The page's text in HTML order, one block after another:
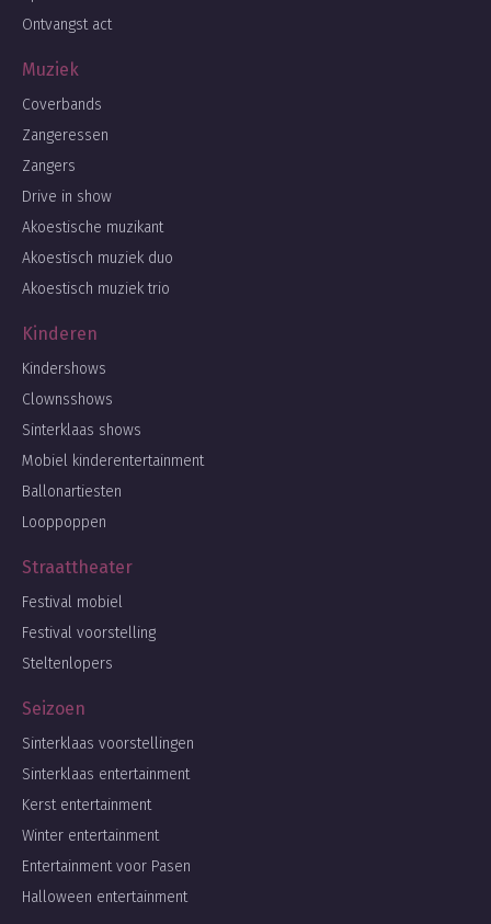
Ontvangst act
Muziek
Coverbands
Zangeressen
Zangers
Drive in show
Akoestische muzikant
Akoestisch muziek duo
Akoestisch muziek trio
Kinderen
Kindershows
Clownsshows
Sinterklaas shows
Mobiel kinderentertainment
Ballonartiesten
Looppoppen
Straattheater
Festival mobiel
Festival voorstelling
Steltenlopers
Seizoen
Sinterklaas voorstellingen
Sinterklaas entertainment
Kerst entertainment
Winter entertainment
Entertainment voor Pasen
Halloween entertainment